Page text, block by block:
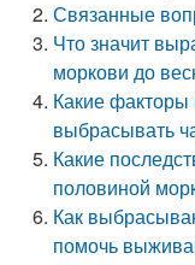
Связанные
Что значит
моркови до
Какие факторы
выбрасывать
Какие
половиной
Как
помочь